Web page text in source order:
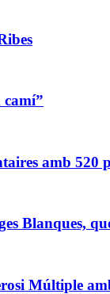
camí”
amb
Blanques,
Múltiple